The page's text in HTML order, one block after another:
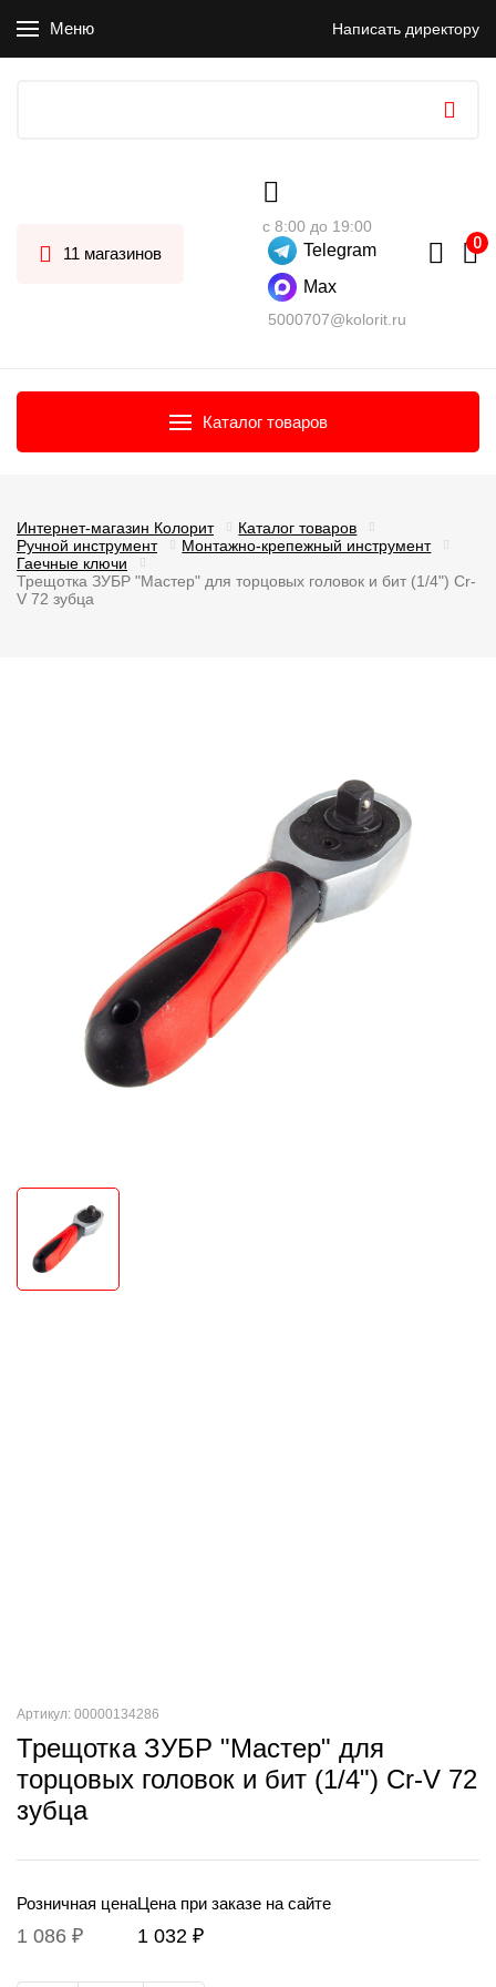
Меню Написать директору
11 магазинов
с 8:00 до 19:00
Telegram
Max
5000707@kolorit.ru
Каталог товаров
Интернет-магазин Колорит
Каталог товаров
Ручной инструмент
Монтажно-крепежный инструмент
Гаечные ключи
Трещотка ЗУБР "Мастер" для торцовых головок и бит (1/4") Cr-
V 72 зубца
Артикул: 00000134286
Трещотка ЗУБР "Мастер" для
торцовых головок и бит (1/4") Cr-V 72
зубца
Розничная цена
1 086 ₽
Цена при заказе на сайте
1 032 ₽